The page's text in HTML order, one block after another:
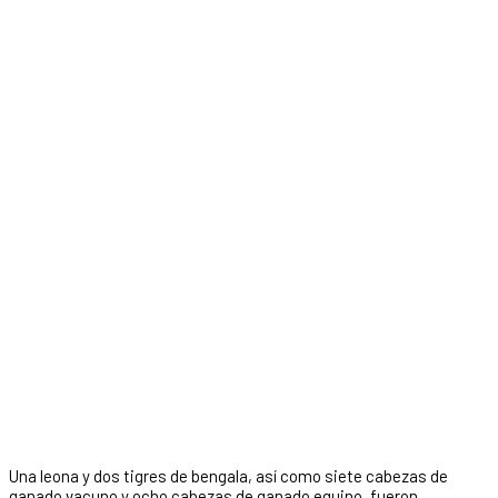
Una leona y dos tigres de bengala, así como siete cabezas de